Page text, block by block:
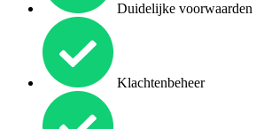
Duidelijke voorwaarden
Klachtenbeheer